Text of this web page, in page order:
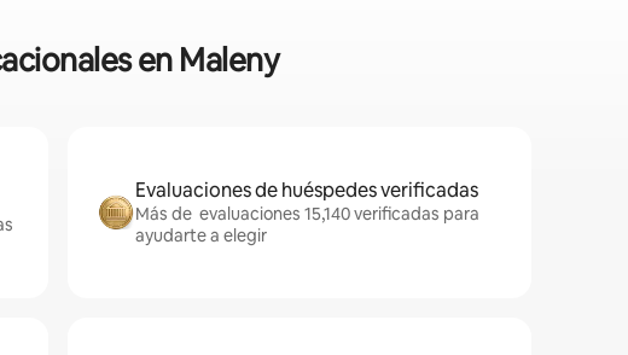
en Maleny
Evaluaciones de huéspedes verificadas
Más de evaluaciones 15,140 verificadas para
ayudarte a elegir